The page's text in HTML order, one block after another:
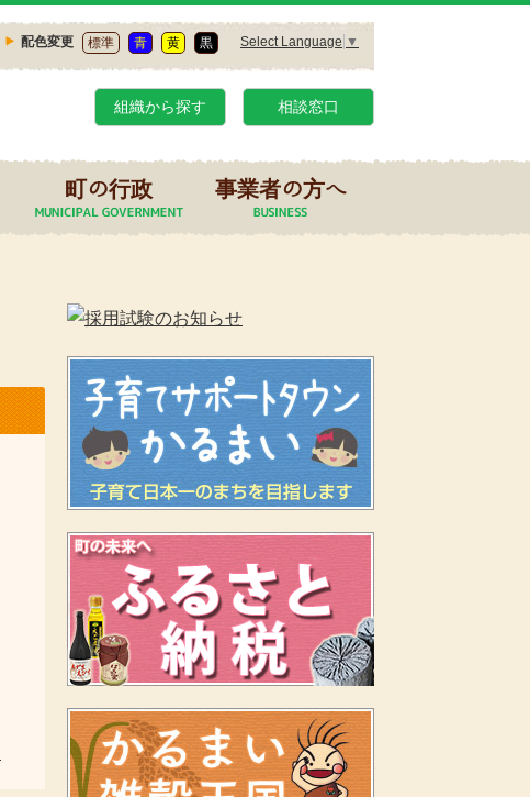
配色変更 標準 青 黄 黒 Select Language ▼
組織から探す 相談窓口
町の行政 事業者の方へ